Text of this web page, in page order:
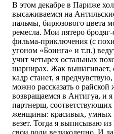
В этом декабре в Париже
высаживаемся на
пальмы, бирюзового цвета
ремесла. Мои пятеро
фильма-приключения (с
угоном «Боинга» и т.п.)
учит четырех остальных
шарнирах. Жак вышагивает,
кадр станет, я
можно рассказать о
возвращаемся в Антигуа, и
партнерш,
женщины: красивых, умных
везет. Тогда я выписываю